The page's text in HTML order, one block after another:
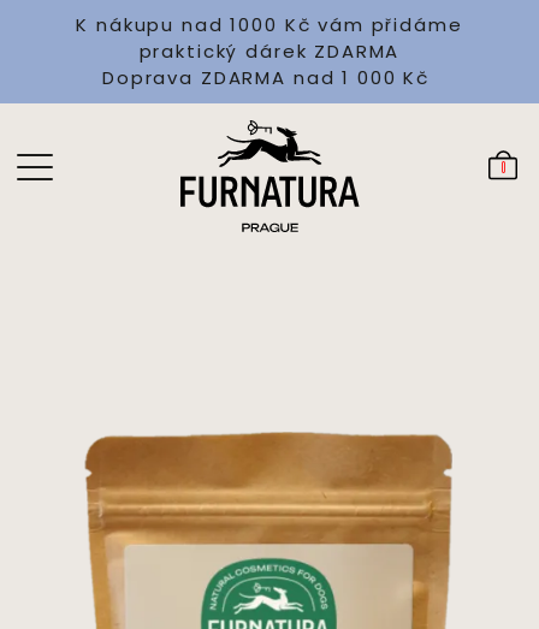
K nákupu nad 1000 Kč vám přidáme
praktický dárek ZDARMA
Doprava ZDARMA nad 1 000 Kč
0
Skladem